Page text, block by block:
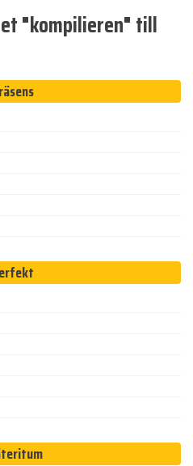
"kompilieren" till